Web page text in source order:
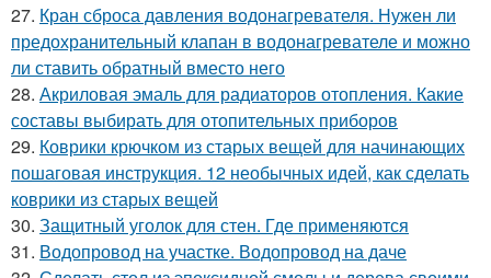
27. Кран сброса давления водонагревателя. Нужен ли
предохранительный клапан в водонагревателе и можно
ли ставить обратный вместо него
28. Акриловая эмаль для радиаторов отопления. Какие
составы выбирать для отопительных приборов
29. Коврики крючком из старых вещей для начинающих
пошаговая инструкция. 12 необычных идей, как сделать
коврики из старых вещей
30. Защитный уголок для стен. Где применяются
31. Водопровод на участке. Водопровод на даче